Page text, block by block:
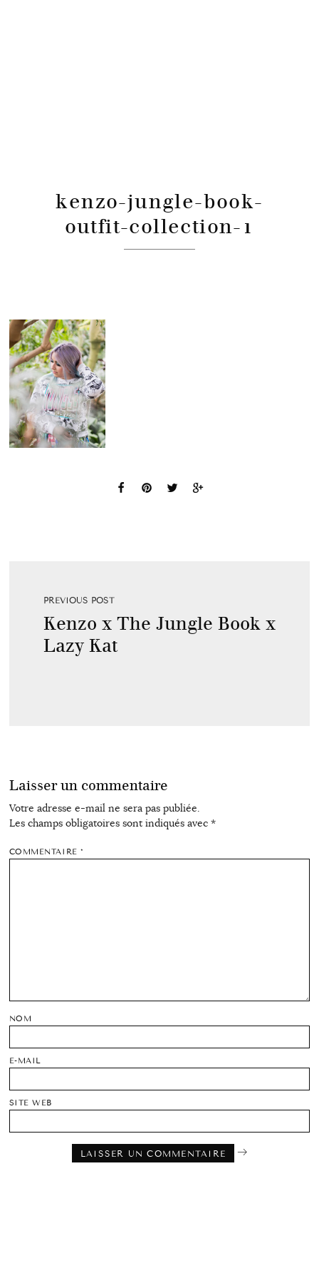
kenzo-jungle-book-
outfit-collection-1
PREVIOUS POST
Kenzo x The Jungle Book x
Lazy Kat
Laisser un commentaire
Votre adresse e-mail ne sera pas publiée.
Les champs obligatoires sont indiqués avec *
COMMENTAIRE*
NOM
E-MAIL
SITE WEB